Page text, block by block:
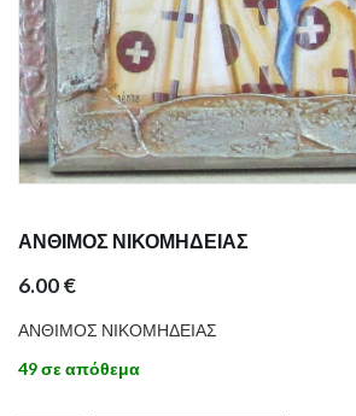
ΑΝΘΙΜΟΣ ΝΙΚΟΜΗΔΕΙΑΣ
6.00€
ΑΝΘΙΜΟΣ ΝΙΚΟΜΗΔΕΙΑΣ
49 σε απόθεμα